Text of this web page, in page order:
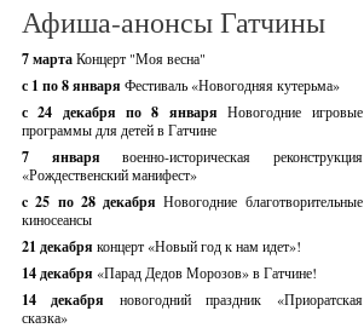
Афиша-анонсы Гатчины
7 мартаКонцерт "Моя весна"
с 1 по 8 января Фестиваль «Новогодняя кутерьма»
с 24 декабря по 8 январяНовогодние игровые
программы для детей в Гатчине
7 январявоенно-историческая реконструкция
«Рождественский манифест»
c 25 по 28 декабряНовогодние благотворительные
киносеансы
21 декабря концерт «Новый год к нам идет»!
14 декабря «Парад Дедов Морозов» в Гатчине!
14 декабря новогодний праздник «Приоратская
сказка»